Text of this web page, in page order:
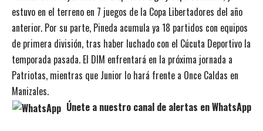
estuvo en el terreno en 7 juegos de la Copa Libertadores del año
anterior. Por su parte, Pineda acumula ya 18 partidos con equipos
de primera división, tras haber luchado con el Cúcuta Deportivo la
temporada pasada. El DIM enfrentará en la próxima jornada a
Patriotas, mientras que Junior lo hará frente a Once Caldas en
Manizales.
Únete a nuestro canal de alertas en WhatsApp